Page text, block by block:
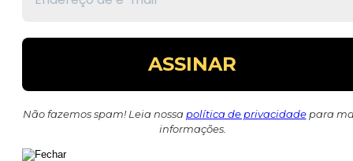
Não fazemos spam! Leia nossa política de privacidadepara
informações.